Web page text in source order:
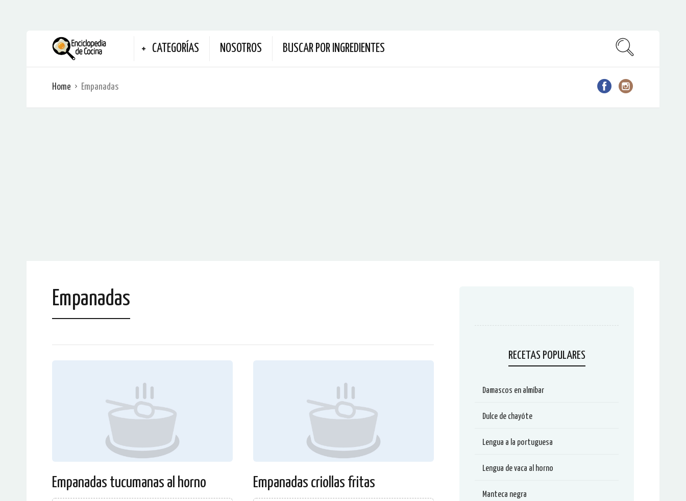
CATEGORÍAS NOSOTROS BUSCAR POR INGREDIENTES
Home Empanadas
Empanadas
Empanadas tucumanas al horno Empanadas criollas fritas
RECETAS POPULARES
Damascos en almíbar
Dulce de chayóte
Lengua a la portuguesa
Lengua de vaca al horno
Manteca negra